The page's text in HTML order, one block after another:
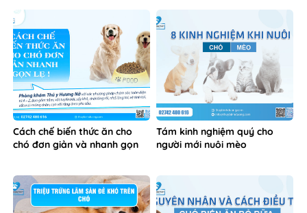
Cách chế biến thức ăn cho
chó đơn giản và nhanh gọn
Tám kinh nghiệm quý cho
người mới nuôi mèo